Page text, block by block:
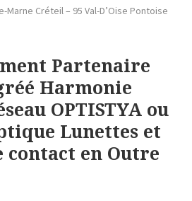
Marne Créteil – 95 Val-D’Oise Pontoise
Partenaire
Harmonie
OPTISTYA ou
Lunettes et
contact en Outre